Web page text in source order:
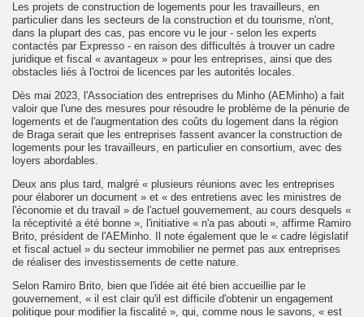
Les projets de construction de logements pour les travailleurs, en
particulier dans les secteurs de la construction et du tourisme, n'ont,
dans la plupart des cas, pas encore vu le jour - selon les experts
contactés par Expresso - en raison des difficultés à trouver un cadre
juridique et fiscal « avantageux » pour les entreprises, ainsi que des
obstacles liés à l'octroi de licences par les autorités locales.
Dès mai 2023, l'Association des entreprises du Minho (AEMinho) a fait
valoir que l'une des mesures pour résoudre le problème de la pénurie de
logements et de l'augmentation des coûts du logement dans la région
de Braga serait que les entreprises fassent avancer la construction de
logements pour les travailleurs, en particulier en consortium, avec des
loyers abordables.
Deux ans plus tard, malgré « plusieurs réunions avec les entreprises
pour élaborer un document » et « des entretiens avec les ministres de
l'économie et du travail » de l'actuel gouvernement, au cours desquels «
la réceptivité a été bonne », l'initiative « n'a pas abouti », affirme Ramiro
Brito, président de l'AEMinho. Il note également que le « cadre législatif
et fiscal actuel » du secteur immobilier ne permet pas aux entreprises
de réaliser des investissements de cette nature.
Selon Ramiro Brito, bien que l'idée ait été bien accueillie par le
gouvernement, « il est clair qu'il est difficile d'obtenir un engagement
politique pour modifier la fiscalité », qui, comme nous le savons, « est